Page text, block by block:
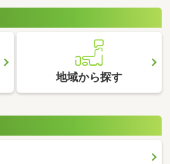
地域から探す